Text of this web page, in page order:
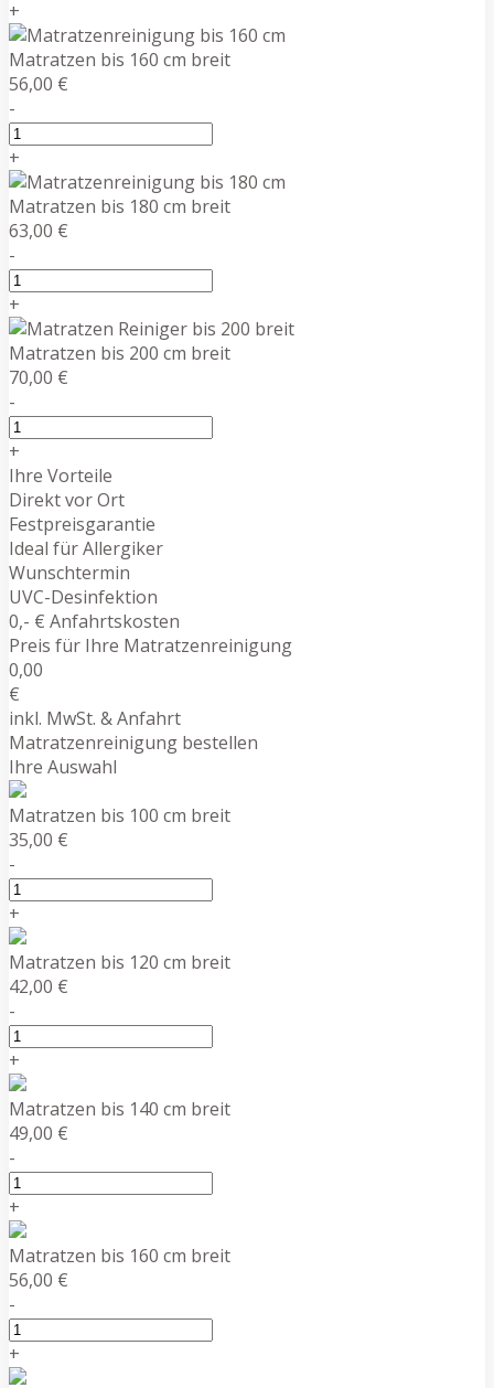
+
Matratzen bis 160 cm breit
56,00 €
-
+
Matratzen bis 180 cm breit
63,00 €
-
+
Matratzen bis 200 cm breit
70,00 €
-
+
Ihre Vorteile
Direkt vor Ort
Festpreisgarantie
Ideal für Allergiker
Wunschtermin
UVC-Desinfektion
0,- € Anfahrtskosten
Preis für Ihre Matratzenreinigung
0,00
€
inkl. MwSt. & Anfahrt
Matratzenreinigung bestellen
Ihre Auswahl
Matratzen bis 100 cm breit
35,00 €
-
+
Matratzen bis 120 cm breit
42,00 €
-
+
Matratzen bis 140 cm breit
49,00 €
-
+
Matratzen bis 160 cm breit
56,00 €
-
+